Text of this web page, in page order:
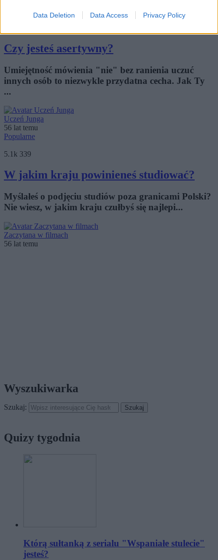
Data Deletion Data Access Privacy Policy
Czy jesteś asertywny?
Umiejętność mówienia "nie" bez ranienia uczuć
innych osób to niezwykle przydatna cecha. Jak Ty
...
Uczeń Junga
56 lat temu
Popularne
5.1k 339
W jakim kraju powinieneś studiować?
Myślałeś o podjęciu studiów poza granicami Polski?
Nie wiesz, w jakim kraju czułbyś się najlepi...
Zaczytana w filmach
56 lat temu
Wyszukiwarka
Szukaj:
Quizy tygodnia
Którą sułtanką z serialu "Wspaniałe stulecie"
jesteś?